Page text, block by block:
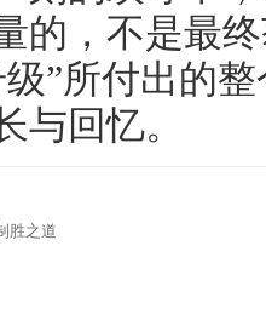
的，不是最
”所付出的
与回忆。
胜之道